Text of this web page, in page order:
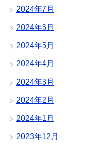
2024年7月
2024年6月
2024年5月
2024年4月
2024年3月
2024年2月
2024年1月
2023年12月